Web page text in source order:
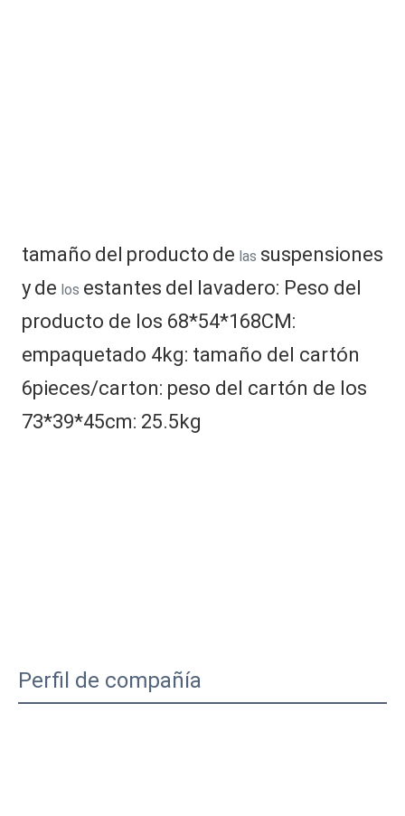
tamaño del producto de las suspensiones
y de los estantes del lavadero: Peso del
producto de los 68*54*168CM:
empaquetado 4kg: tamaño del cartón
6pieces/carton: peso del cartón de los
73*39*45cm: 25.5kg
Perfil de compañía